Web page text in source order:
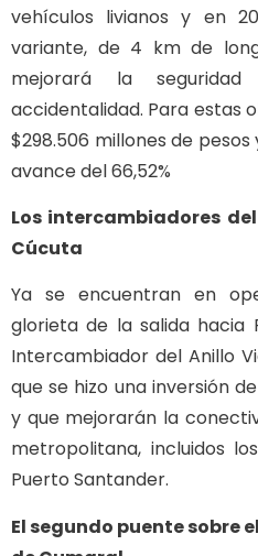
vehículos livianos y en
variante, de 4 km de
mejorará la
accidentalidad. Para estas
$298.506 millones de
avance del 66,52%
Los intercambiadores
Cúcuta
Ya se encuentran en
glorieta de la salida hacia
Intercambiador del Anillo
que se hizo una inversión
y que mejorarán la
metropolitana, incluidos
Puerto Santander.
El segundo puente sobre